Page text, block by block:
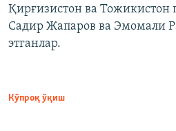
Қирғизистон ва Тожикистон
Садир Жапаров ва Эмомали
этганлар.
Кўпроқ ўқиш